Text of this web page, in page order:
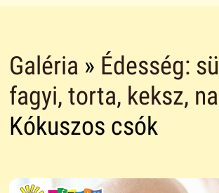
Galéria » Édesség:
fagyi, torta, keksz,
Kókuszos csók